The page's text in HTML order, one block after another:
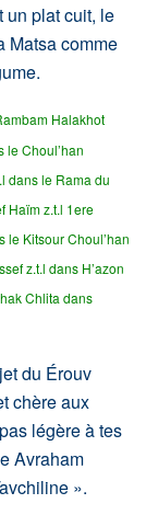
un plat cuit, le
Matsa comme
Halakhot
le Choul’han
dans le Rama du
Haïm z.t.l 1ere
le Kitsour Choul’han
z.t.l dans H’azon
Chlita dans
du Érouv
chère aux
légère à tes
Avraham
».